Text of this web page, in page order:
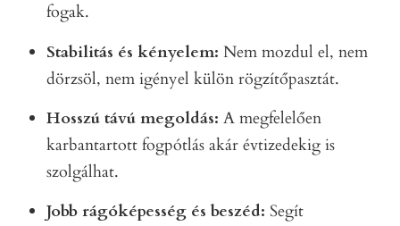
fogak.
Stabilitás és kényelem: Nem mozdul el, nem
dörzsöl, nem igényel külön rögzítőpasztát.
Hosszú távú megoldás: A megfelelően
karbantartott fogpótlás akár évtizedekig is
szolgálhat.
Jobb rágóképesség és beszéd: Segít